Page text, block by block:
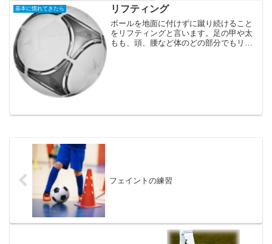
基本に慣れてきたら リフティング
ボールを地面に付けずに蹴り続けること
をリフティングと言います。足の甲や太
もも、頭、腰など体のどの部分でもリフ
フェイントの練習